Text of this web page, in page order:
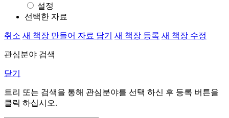
설정
선택한 자료
취소 새 책장 만들어 자료 담기 새 책장 등록 새 책장 수정
관심분야 검색
닫기
트리 또는 검색을 통해 관심분야를 선택 하신 후 등록 버튼을
클릭 하십시오.